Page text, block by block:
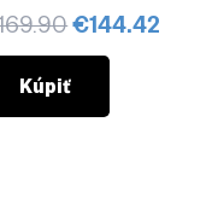
Pôvodná
cena
€169.90.
€144.42
Kúpiť